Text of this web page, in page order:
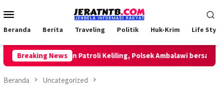
ke
Mobile
Beranda Berita Traveling Politik Huk-Krim Life
Breaking News
Lakukan Patroli Keliling, Polsek Ambalawi bersama TNI
Beranda Uncategorized